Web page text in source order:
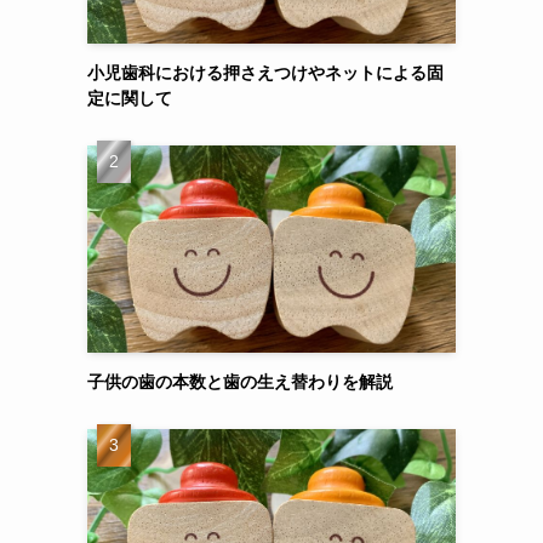
小児歯科における押さえつけやネットによる固
定に関して
子供の歯の本数と歯の生え替わりを解説